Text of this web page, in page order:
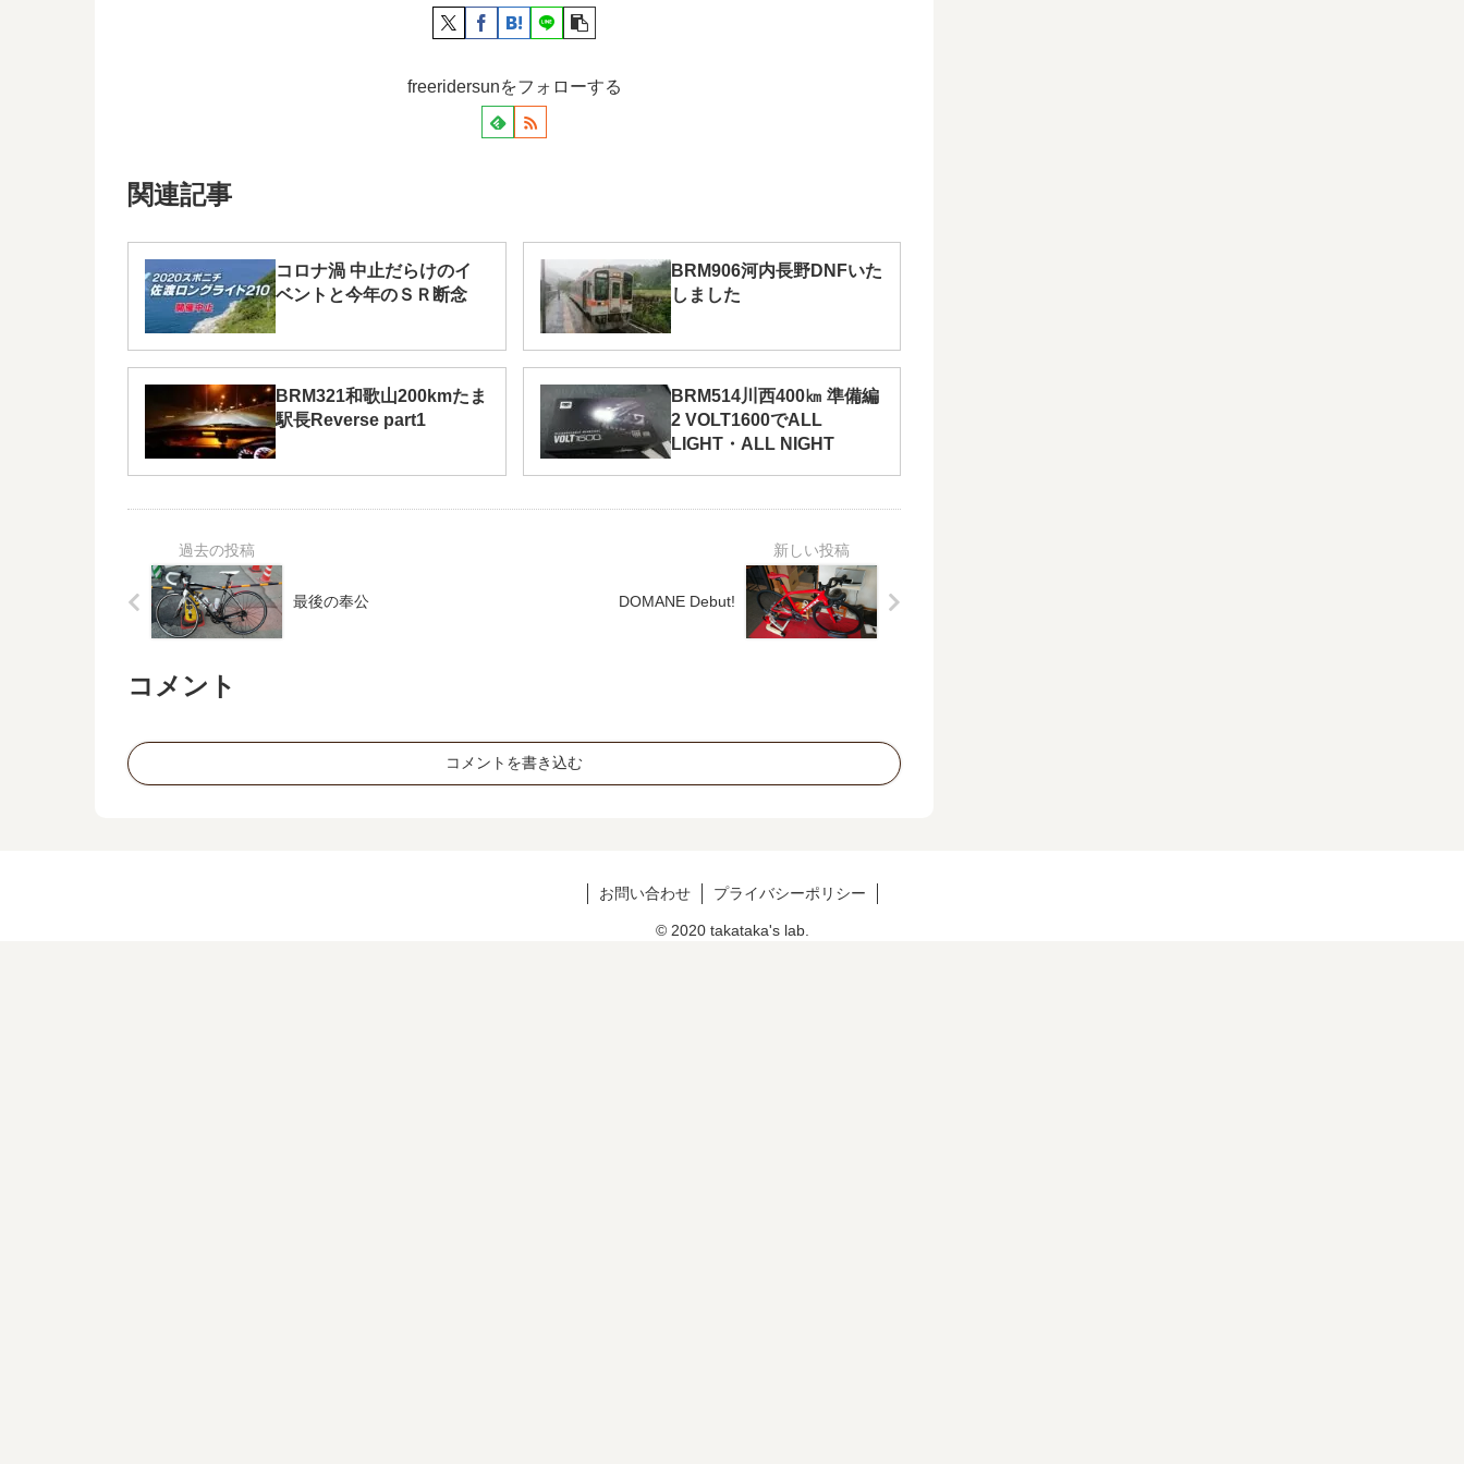
freeridersunをフォローする
関連記事
コロナ渦 中止だらけのイ
ベントと今年のＳＲ断念
BRM906河内長野DNFいた
しました
BRM321和歌山200kmたま
駅長Reverse part1
BRM514川西400㎞ 準備編
2 VOLT1600でALL
LIGHT・ALL NIGHT
最後の奉公 DOMANE Debut!
コメント
コメントを書き込む
お問い合わせ プライバシーポリシー
© 2020 takataka's lab.